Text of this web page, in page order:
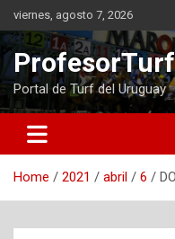
Skip
to
content
viernes, agosto 7, 2026
Portal de Turf del Uruguay
Home 2021 abril 6